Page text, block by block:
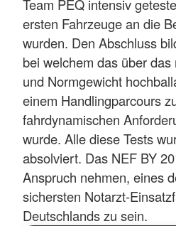
Team PEQ intensiv
ersten Fahrzeuge an die
wurden. Den Abschluss
bei welchem das über
und Normgewicht
einem Handlingparcours
fahrdynamischen
wurde. Alle diese Tests
absolviert. Das NEF BY
Anspruch nehmen, eines
sichersten Notarzt-
Deutschlands zu sein.